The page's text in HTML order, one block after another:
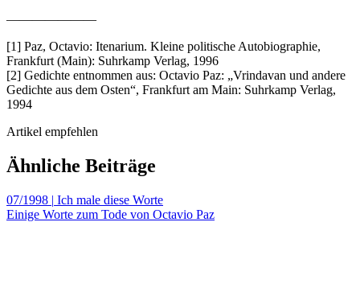
———————
[1] Paz, Octavio: Itenarium. Kleine politische Autobiographie,
Frankfurt (Main): Suhrkamp Verlag, 1996
[2] Gedichte entnommen aus: Octavio Paz: „Vrindavan und andere
Gedichte aus dem Osten“, Frankfurt am Main: Suhrkamp Verlag,
1994
Artikel empfehlen
Ähnliche Beiträge
07/1998 | Ich male diese Worte
Einige Worte zum Tode von Octavio Paz